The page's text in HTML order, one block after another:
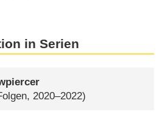
in Serien
2020–2022)